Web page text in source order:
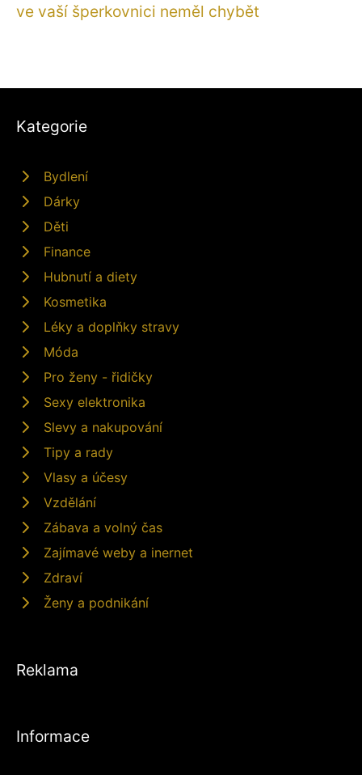
ve vaší šperkovnici neměl chybět
Kategorie
Bydlení
Dárky
Děti
Finance
Hubnutí a diety
Kosmetika
Léky a doplňky stravy
Móda
Pro ženy - řidičky
Sexy elektronika
Slevy a nakupování
Tipy a rady
Vlasy a účesy
Vzdělání
Zábava a volný čas
Zajímavé weby a inernet
Zdraví
Ženy a podnikání
Reklama
Informace